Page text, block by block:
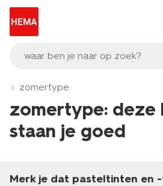
waar ben je naar op zoek?
zomertype
zomertype: deze
staan je goed
Merk je dat pasteltinten en